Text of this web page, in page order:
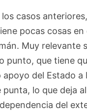
casos
pocas cosas en
Muy relevante
punto, que tiene
apoyo del Estado a
lo que deja
del